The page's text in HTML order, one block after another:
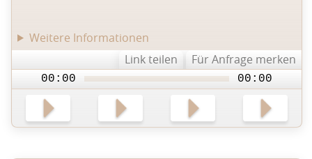
Weitere Informationen
Link teilen
Für Anfrage merken
00:00 00:00